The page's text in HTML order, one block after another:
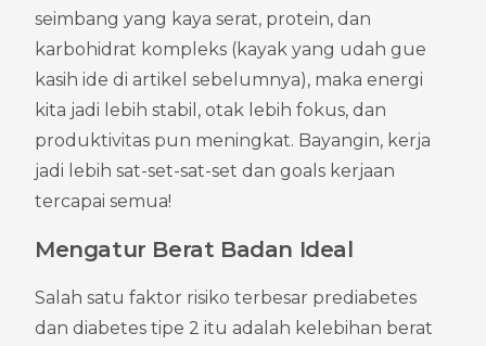
seimbang yang kaya serat, protein, dan
karbohidrat kompleks (kayak yang udah gue
kasih ide di artikel sebelumnya), maka energi
kita jadi lebih stabil, otak lebih fokus, dan
produktivitas pun meningkat. Bayangin, kerja
jadi lebih sat-set-sat-set dan goals kerjaan
tercapai semua!
Mengatur Berat Badan Ideal
Salah satu faktor risiko terbesar prediabetes
dan diabetes tipe 2 itu adalah kelebihan berat